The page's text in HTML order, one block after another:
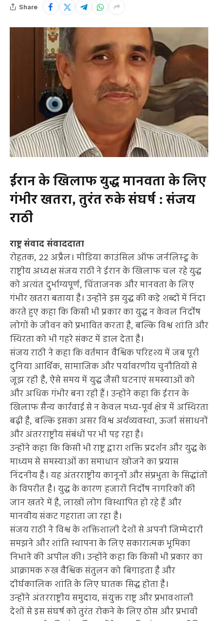
Share
ईरान के खिलाफ युद्ध मानवता के लिए
गंभीर खतरा, तुरंत रुके संघर्ष : संजय
राठी
राष्ट्र संवाद संवाददाता
रोहतक, 22 अप्रैल। मीडिया काउंसिल ऑफ जर्नलिस्ट्स के
राष्ट्रीय अध्यक्ष संजय राठी ने ईरान के खिलाफ चल रहे युद्ध
को अत्यंत दुर्भाग्यपूर्ण, चिंताजनक और मानवता के लिए
गंभीर खतरा बताया है। उन्होंने इस युद्ध की कड़े शब्दों में निंदा
करते हुए कहा कि किसी भी प्रकार का युद्ध न केवल निर्दोष
लोगों के जीवन को प्रभावित करता है, बल्कि विश्व शांति और
स्थिरता को भी गहरे संकट में डाल देता है।
संजय राठी ने कहा कि वर्तमान वैश्विक परिदृश्य में जब पूरी
दुनिया आर्थिक, सामाजिक और पर्यावरणीय चुनौतियों से
जूझ रही है, ऐसे समय में युद्ध जैसी घटनाएं समस्याओं को
और अधिक गंभीर बना रही हैं। उन्होंने कहा कि ईरान के
खिलाफ सैन्य कार्रवाई से न केवल मध्य-पूर्व क्षेत्र में अस्थिरता
बढ़ी है, बल्कि इसका असर विश्व अर्थव्यवस्था, ऊर्जा संसाधनों
और अंतरराष्ट्रीय संबंधों पर भी पड़ रहा है।
उन्होंने कहा कि किसी भी राष्ट्र द्वारा शक्ति प्रदर्शन और युद्ध के
माध्यम से समस्याओं का समाधान खोजने का प्रयास
निंदनीय है। यह अंतरराष्ट्रीय कानूनों और संप्रभुता के सिद्धांतों
के विपरीत है। युद्ध के कारण हजारों निर्दोष नागरिकों की
जान खतरे में है, लाखों लोग विस्थापित हो रहे हैं और
मानवीय संकट गहराता जा रहा है।
संजय राठी ने विश्व के शक्तिशाली देशों से अपनी जिम्मेदारी
समझने और शांति स्थापना के लिए सकारात्मक भूमिका
निभाने की अपील की। उन्होंने कहा कि किसी भी प्रकार का
आक्रामक रुख वैश्विक संतुलन को बिगाड़ता है और
दीर्घकालिक शांति के लिए घातक सिद्ध होता है।
उन्होंने अंतरराष्ट्रीय समुदाय, संयुक्त राष्ट्र और प्रभावशाली
देशों से इस संघर्ष को तुरंत रोकने के लिए ठोस और प्रभावी